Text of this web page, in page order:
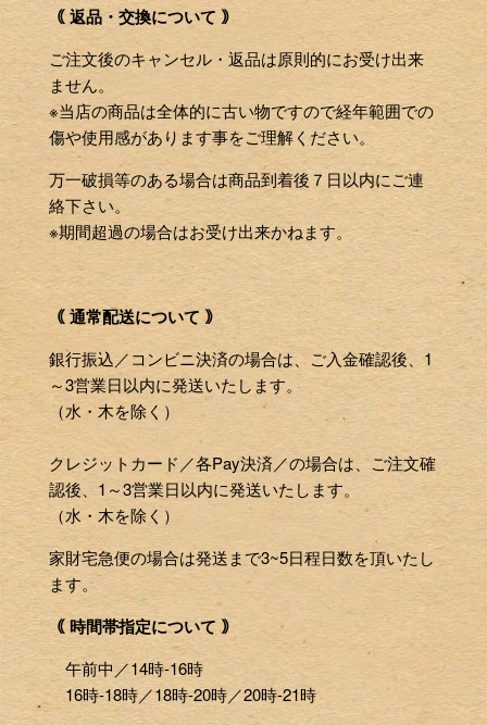
｟ 返品・交換について ｠
ご注文後のキャンセル・返品は原則的にお受け出来
ません。
※当店の商品は全体的に古い物ですので経年範囲での
傷や使用感があります事をご理解ください。
万一破損等のある場合は商品到着後７日以内にご連
絡下さい。
※期間超過の場合はお受け出来かねます。
｟ 通常配送について ｠
銀行振込／コンビニ決済の場合は、ご入金確認後、1
～3営業日以内に発送いたします。
（水・木を除く）
クレジットカード／各Pay決済／の場合は、ご注文確
認後、1～3営業日以内に発送いたします。
（水・木を除く）
家財宅急便の場合は発送まで3~5日程日数を頂いたし
ます。
｟ 時間帯指定について ｠
午前中／14時-16時
16時-18時／18時-20時／20時-21時